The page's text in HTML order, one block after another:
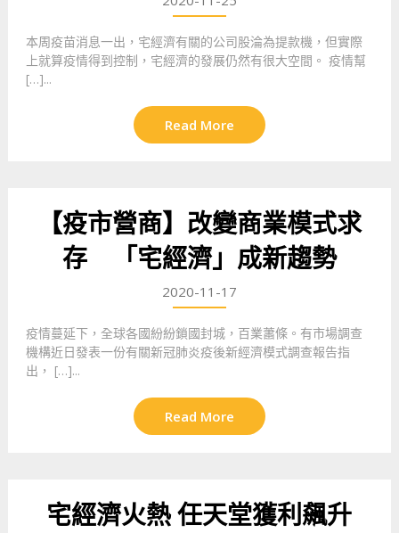
本周疫苗消息一出，宅經濟有關的公司股淪為提款機，但實際
上就算疫情得到控制，宅經濟的發展仍然有很大空間。 疫情幫
[…]...
Read More
【疫市營商】改變商業模式求
存 「宅經濟」成新趨勢
2020-11-17
疫情蔓延下，全球各國紛紛鎖國封城，百業蕭條。有市場調查
機構近日發表一份有關新冠肺炎疫後新經濟模式調查報告指
出， […]...
Read More
宅經濟火熱 任天堂獲利飆升